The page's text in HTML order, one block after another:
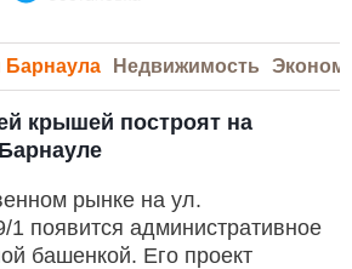
Барнаула Недвижимость
крышей построят на
рынке на ул.
1 появится административное
башенкой. Его проект